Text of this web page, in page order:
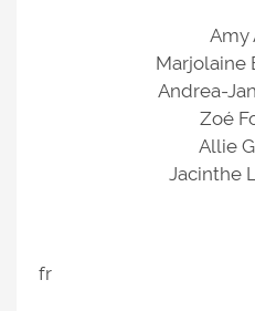
Amy
Marjolaine
Andrea-
Zoé
Allie
Jacinthe
fr